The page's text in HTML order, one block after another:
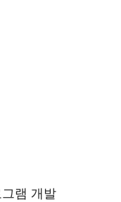
램 개발